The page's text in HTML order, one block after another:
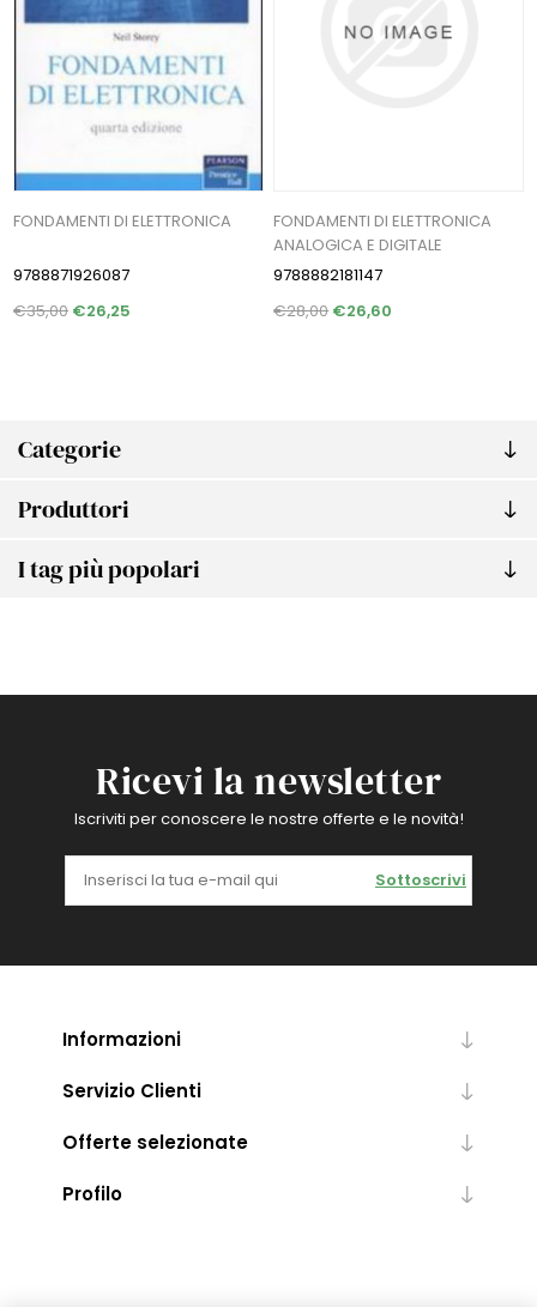
Categorie
Produttori
I tag più popolari
FONDAMENTI DI ELETTRONICA
9788871926087
€35,00 €26,25
FONDAMENTI DI ELETTRONICA
ANALOGICA E DIGITALE
9788882181147
€28,00€26,60
Ricevi la newsletter
Iscriviti per conoscere le nostre offerte e le novità!
Sottoscrivi
Informazioni
Servizio Clienti
Offerte selezionate
Profilo